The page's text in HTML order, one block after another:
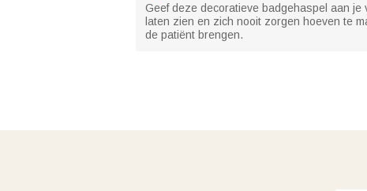
Geef deze decoratieve badgehaspel aan
laten zien en zich nooit zorgen hoeven te
de patiënt brengen.